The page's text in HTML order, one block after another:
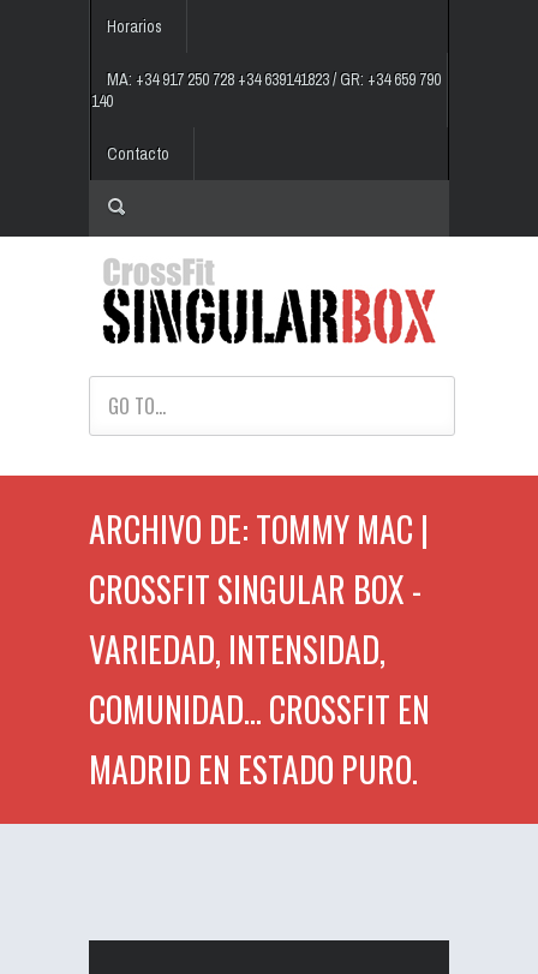
Horarios
MA: +34 917 250 728 +34 639141823 / GR: +34 659 790
140
Contacto
GO TO...
ARCHIVO DE: TOMMY MAC |
CROSSFIT SINGULAR BOX -
VARIEDAD, INTENSIDAD,
COMUNIDAD... CROSSFIT EN
MADRID EN ESTADO PURO.